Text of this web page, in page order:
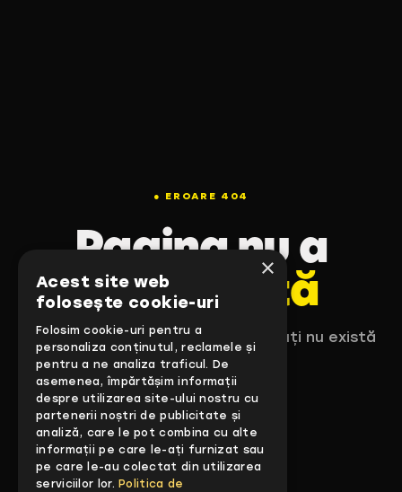
● EROARE 404
Pagina nu a
fost găsită
Ne pare rău, pagina pe care o cauți nu există
sau a fost mutată.
Înapoi acasă
×
Acest site web
folosește cookie-uri
Folosim cookie-uri pentru a
personaliza conținutul, reclamele și
pentru a ne analiza traficul. De
asemenea, împărtășim informații
despre utilizarea site-ului nostru cu
partenerii noștri de publicitate și
analiză, care le pot combina cu alte
informații pe care le-ați furnizat sau
pe care le-au colectat din utilizarea
serviciilor lor. Politica de